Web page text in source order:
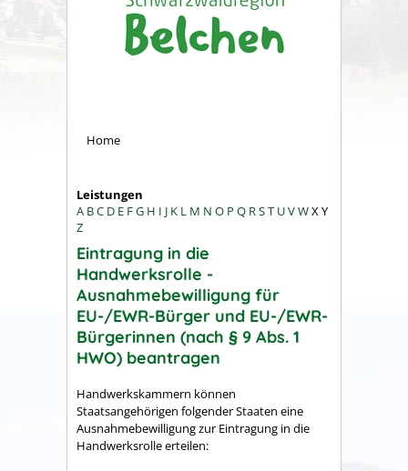
Home
Leistungen
A BC D E FG H I J K L M N O P Q RST UVWXY
Z
Eintragung in die
Handwerksrolle -
Ausnahmebewilligung für
EU-/EWR-Bürger und EU-/EWR-
Bürgerinnen (nach § 9 Abs. 1
HWO) beantragen
Handwerkskammern können
Staatsangehörigen folgender Staaten eine
Ausnahmebewilligung zur Eintragung in die
Handwerksrolle erteilen: